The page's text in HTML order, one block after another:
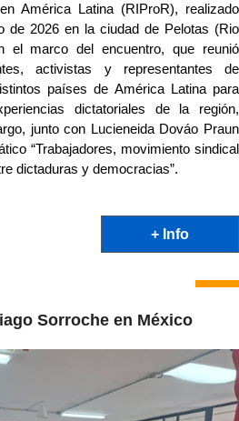
América Latina (RIProR), realizado
de 2026 en la ciudad de Pelotas (Rio
el marco del encuentro, que reunió
activistas y representantes de
países de América Latina para
dictatoriales de la región,
junto con Lucieneida Dováo Praun
“Trabajadores, movimiento sindical
dictaduras y democracias”.
+ Info
Sorroche en México